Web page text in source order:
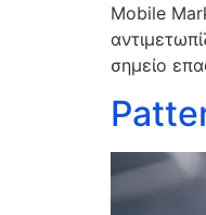
Mobile
σημείο